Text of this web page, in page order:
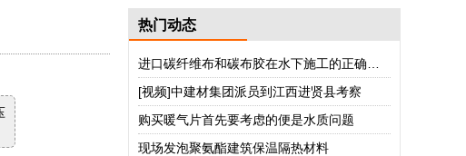
热门动态
[视频]中建材集团派员到江西进贤县考察
购买暖气片首先要考虑的便是水质问题
现场发泡聚氨酯建筑保温隔热材料